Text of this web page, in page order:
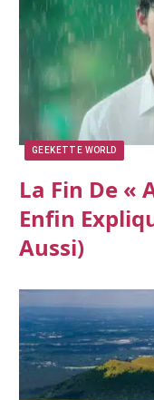
GEEKETTE WORLD
La Fin De «
Enfin
Aussi)